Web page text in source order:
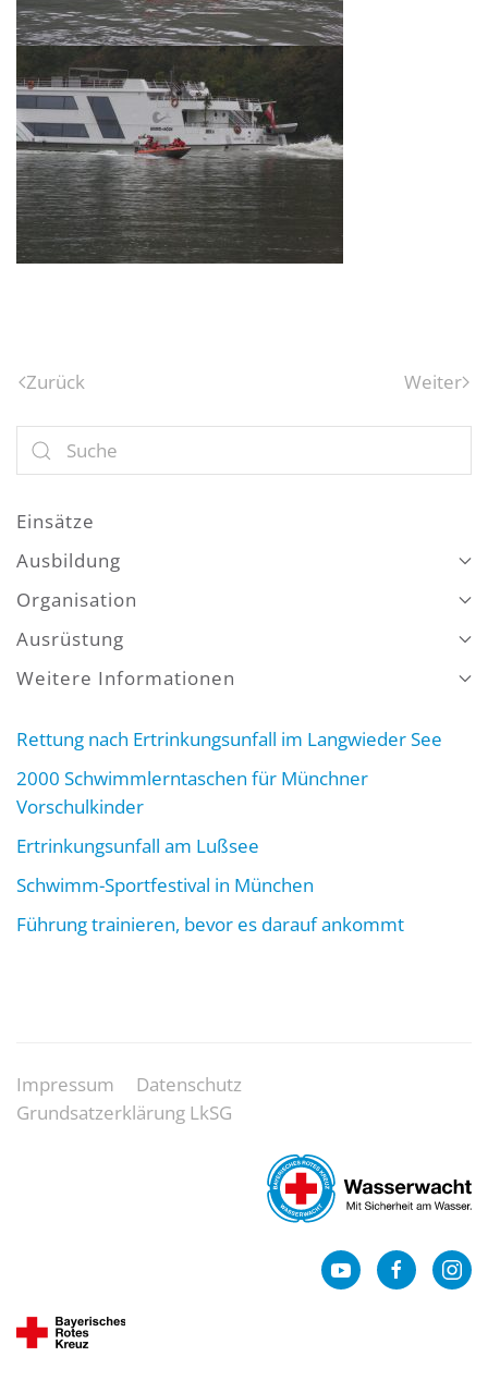
Zurück Weiter
Einsätze
Ausbildung
Organisation
Ausrüstung
Weitere Informationen
Rettung nach Ertrinkungsunfall im Langwieder See
2000 Schwimmlerntaschen für Münchner
Vorschulkinder
Ertrinkungsunfall am Lußsee
Schwimm-Sportfestival in München
Führung trainieren, bevor es darauf ankommt
Impressum
Datenschutz
Grundsatzerklärung LkSG